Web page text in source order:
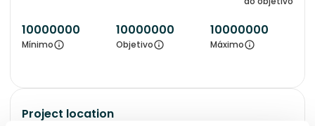
10000000
Mínimo
10000000
Objetivo
10000000
Máximo
Project location